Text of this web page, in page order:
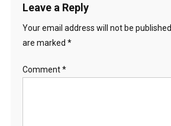
Leave a Reply
Your email address will not be published.
are marked *
Comment*